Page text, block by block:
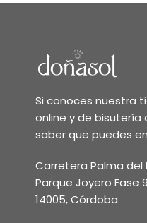
Si conoces nuestra
online y de bisutería
saber que puedes
Carretera Palma del
Parque Joyero Fase
14005, Córdoba